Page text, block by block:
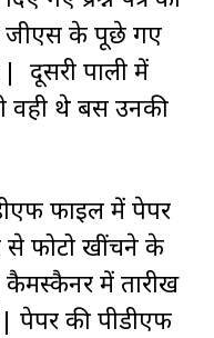
जीएस के पूछे गए
पाली में
वही थे बस उनकी
फाइल में पेपर
फोटो खींचने के
कैमस्कैनर में तारीख
की पीडीएफ